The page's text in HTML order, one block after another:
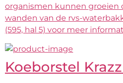
organismen kunnen groeien
wanden van de rvs-
(595, hal 5) voor meer
Koeborstel